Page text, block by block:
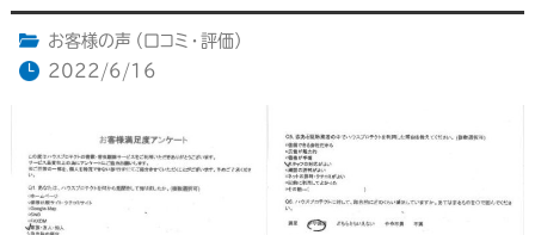
content/themes/
お客様の声（口コミ・評価）
2022/6/16